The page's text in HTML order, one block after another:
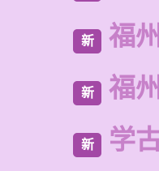
新 福
新 福
新 学